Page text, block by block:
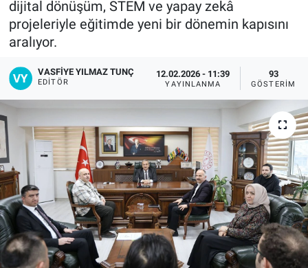
dijital dönüşüm, STEM ve yapay zekâ
projeleriyle eğitimde yeni bir dönemin kapısını
aralıyor.
VASFIYE YILMAZ TUNÇ
EDITÖR
12.02.2026 - 11:39
YAYINLANMA
93
GÖSTERIM